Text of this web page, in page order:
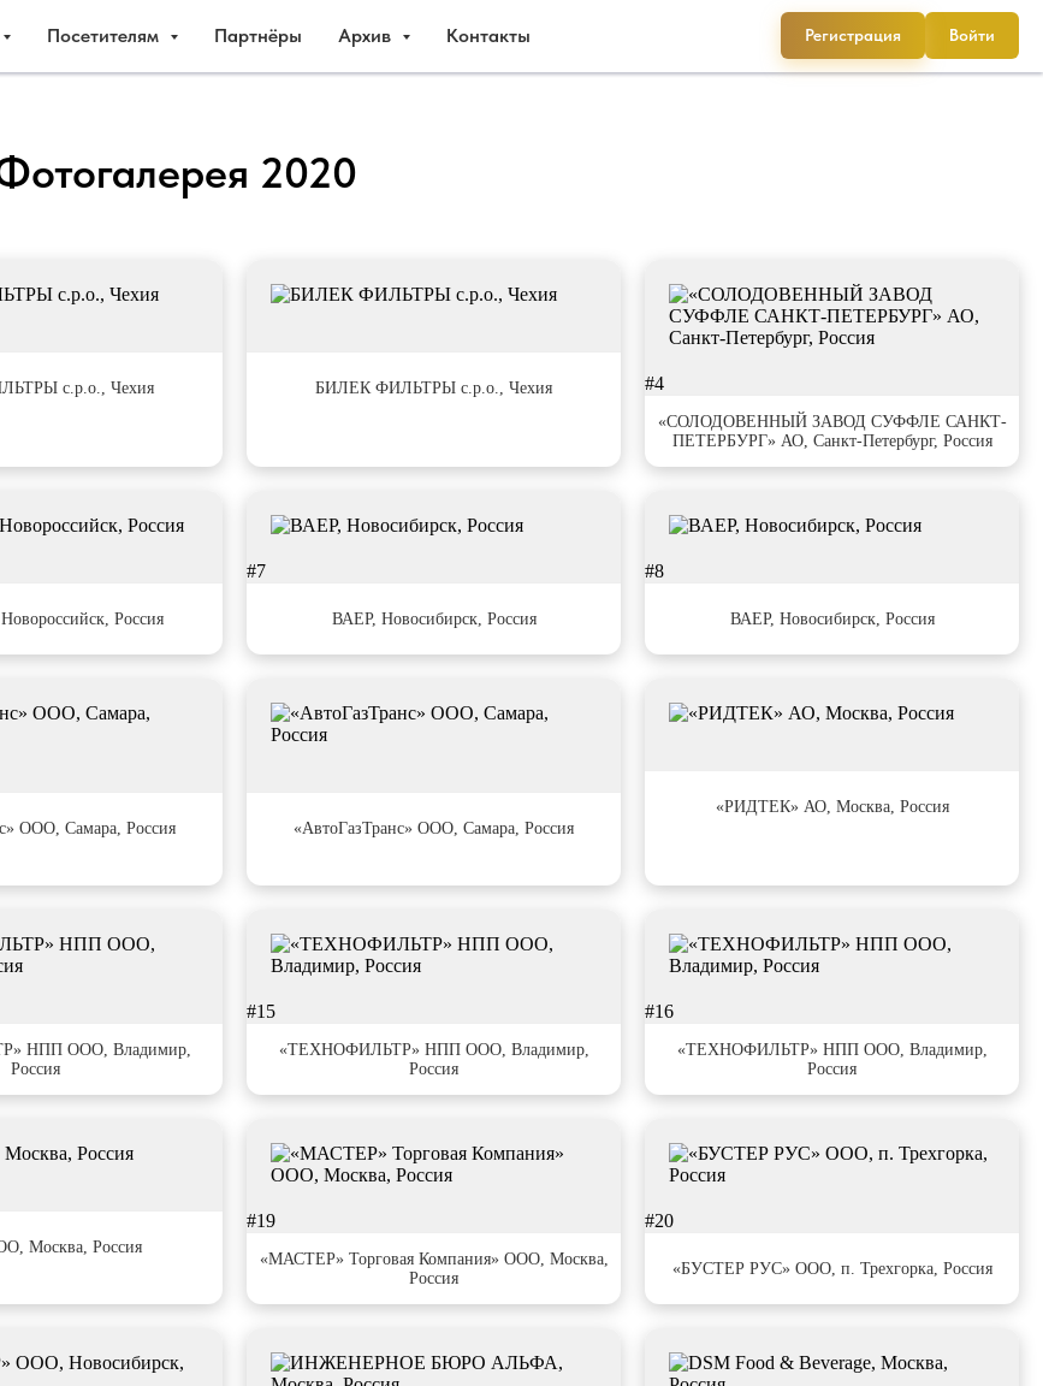
Посетителям Партнёры Архив Контакты Регистрация Войти
2020
с.р.о., Чехия БИЛЕК ФИЛЬТРЫ с.р.о., Чехия #4
«СОЛОДОВЕННЫЙ ЗАВОД СУФФЛЕ САНКТ-
ПЕТЕРБУРГ» АО, Санкт-Петербург, Россия
Россия
#7
ВАЕР, Новосибирск, Россия
#8
ВАЕР, Новосибирск, Россия
ООО, Самара, Россия «АвтоГазТранс» ООО, Самара, Россия
«РИДТЕК» АО, Москва, Россия
НПП ООО, Владимир,
Россия
#15
«ТЕХНОФИЛЬТР» НПП ООО, Владимир,
Россия
#16
«ТЕХНОФИЛЬТР» НПП ООО, Владимир,
Россия
Москва, Россия
#19
«МАСТЕР» Торговая Компания» ООО, Москва,
Россия
#20
«БУСТЕР РУС» ООО, п. Трехгорка, Россия